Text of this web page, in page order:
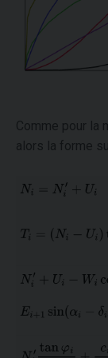
Comme pour la
alors la forme